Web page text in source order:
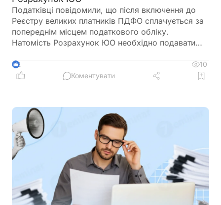
Податківці повідомили, що після включення до
Реєстру великих платників ПДФО сплачується за
попереднім місцем податкового обліку.
Натомість Розрахунок ЮО необхідно подавати
основним місцем обліку із зазначенням у додатку
4ДФ відповідного коду територіальної громади
2
10
Коментувати